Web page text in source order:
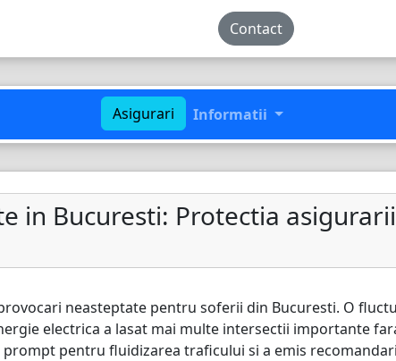
Contact
Asigurari Informatii
in Bucuresti: Protectia
neasteptate pentru soferii din Bucuresti. O
electrica a lasat mai multe intersectii importante
pentru fluidizarea traficului si a emis